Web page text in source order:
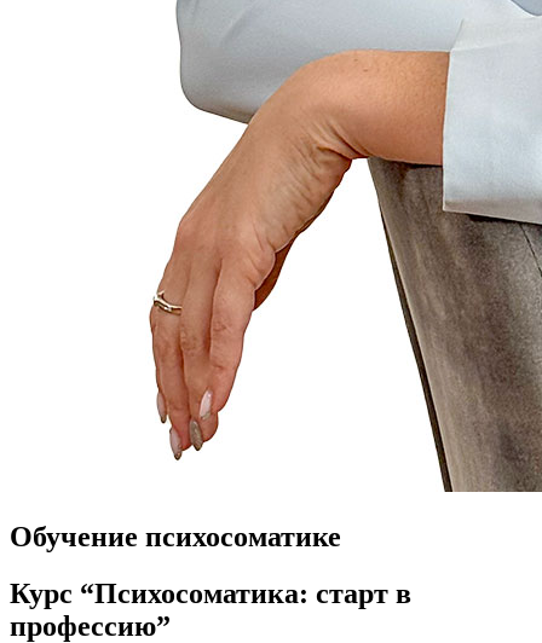
Обучение психосоматике
Курс “Психосоматика: старт в
профессию”